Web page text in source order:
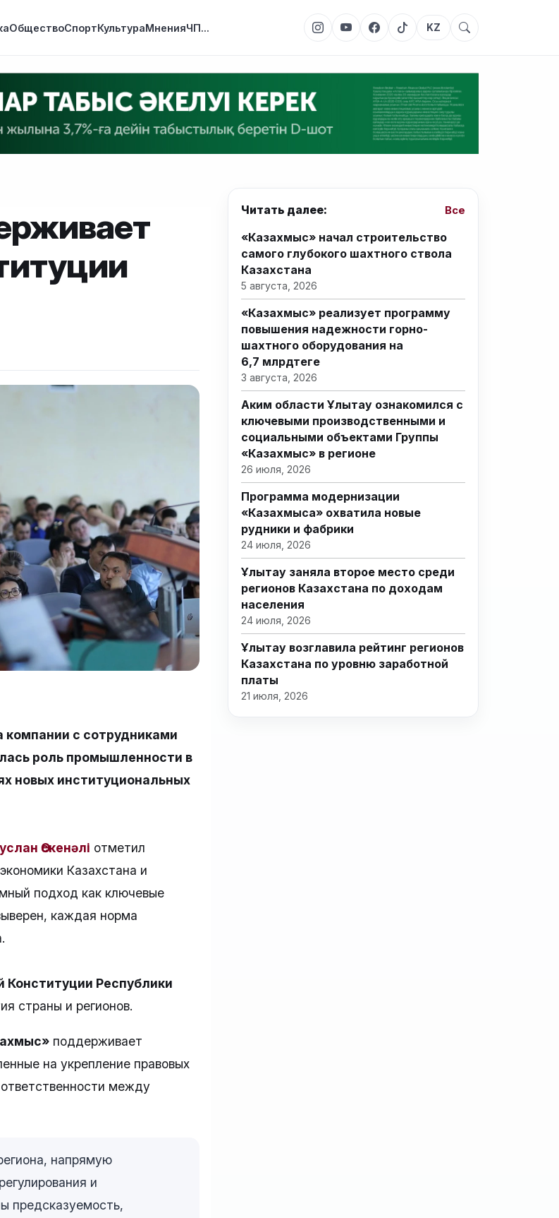
ОбществоСпортКультураМненияЧП... KZ
компании с сотрудниками
роль промышленности в
новых институциональных
Өскенәлі отметил
Казахстана и
подход как ключевые
каждая норма
Конституции Республики
страны и регионов.
поддерживает
на укрепление правовых
между
напрямую
и
предсказуемость,
Читать далее: Все
«Казахмыс» начал строительство
самого глубокого шахтного ствола
Казахстана
5 августа, 2026
«Казахмыс» реализует программу
повышения надежности горно-
шахтного оборудования на
6,7 млрдтеңге
3 августа, 2026
Аким области Ұлытау ознакомился с
ключевыми производственными и
социальными объектами Группы
«Казахмыс» в регионе
26 июля, 2026
Программа модернизации
«Казахмыса» охватила новые
рудники и фабрики
24 июля, 2026
Ұлытау заняла второе место среди
регионов Казахстана по доходам
населения
24 июля, 2026
Ұлытау возглавила рейтинг регионов
Казахстана по уровню заработной
платы
21 июля, 2026